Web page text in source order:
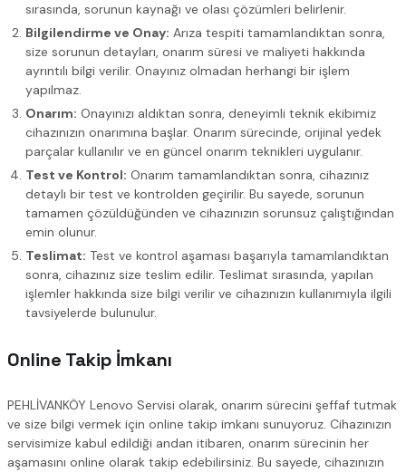
sırasında, sorunun kaynağı ve olası çözümleri belirlenir.
Bilgilendirme ve Onay: Arıza tespiti tamamlandıktan sonra,
size sorunun detayları, onarım süresi ve maliyeti hakkında
ayrıntılı bilgi verilir. Onayınız olmadan herhangi bir işlem
yapılmaz.
Onarım: Onayınızı aldıktan sonra, deneyimli teknik ekibimiz
cihazınızın onarımına başlar. Onarım sürecinde, orijinal yedek
parçalar kullanılır ve en güncel onarım teknikleri uygulanır.
Test ve Kontrol: Onarım tamamlandıktan sonra, cihazınız
detaylı bir test ve kontrolden geçirilir. Bu sayede, sorunun
tamamen çözüldüğünden ve cihazınızın sorunsuz çalıştığından
emin olunur.
Teslimat: Test ve kontrol aşaması başarıyla tamamlandıktan
sonra, cihazınız size teslim edilir. Teslimat sırasında, yapılan
işlemler hakkında size bilgi verilir ve cihazınızın kullanımıyla ilgili
tavsiyelerde bulunulur.
Online Takip İmkanı
PEHLİVANKÖY Lenovo Servisi olarak, onarım sürecini şeffaf tutmak
ve size bilgi vermek için online takip imkanı sunuyoruz. Cihazınızın
servisimize kabul edildiği andan itibaren, onarım sürecinin her
aşamasını online olarak takip edebilirsiniz. Bu sayede, cihazınızın